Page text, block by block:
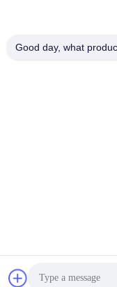
autorskie © 2021-
Ltd. .
Good day, what